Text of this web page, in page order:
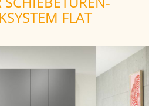
FLAT